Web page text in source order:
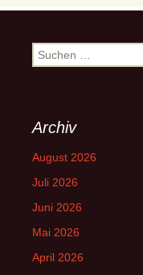
Suchen
nach:
Archiv
August 2026
Juli 2026
Juni 2026
Mai 2026
April 2026